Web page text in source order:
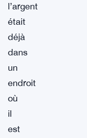
l’argent
était
déjà
dans
un
endroit
où
il
est